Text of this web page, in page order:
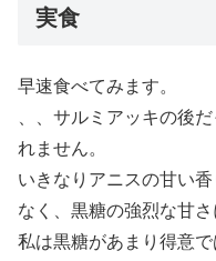
実食
早速食べてみます。
、、サルミアッキの後
れません。
いきなりアニスの甘い
なく、黒糖の強烈な甘さ
私は黒糖があまり得意